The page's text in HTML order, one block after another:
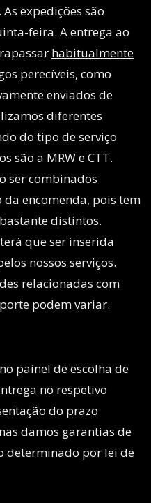
expedições são
feira. A entrega ao
habitualmente
perecíveis, como
enviados de
diferentes
do tipo de serviço
são a MRW e CTT.
ser combinados
encomenda, pois tem
distintos.
que ser inserida
nossos serviços.
relacionadas com
podem variar.
painel de escolha de
no respetivo
do prazo
damos garantias de
determinado por lei de